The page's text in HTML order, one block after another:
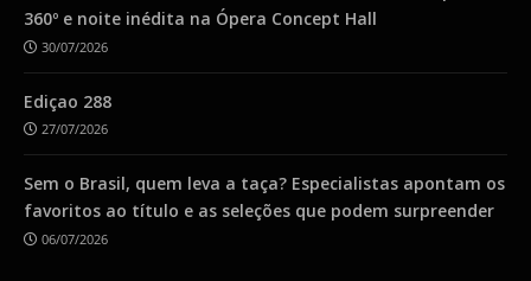
360º e noite inédita na Ópera Concept Hall
30/07/2026
Ediçao 288
27/07/2026
Sem o Brasil, quem leva a taça? Especialistas apontam os
favoritos ao título e as seleções que podem surpreender
06/07/2026